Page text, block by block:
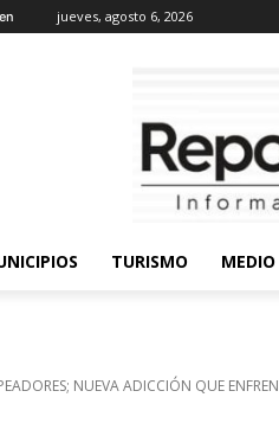
jueves, agosto 6, 2026
TURISMO
NUEVA ADICCIÓN QUE